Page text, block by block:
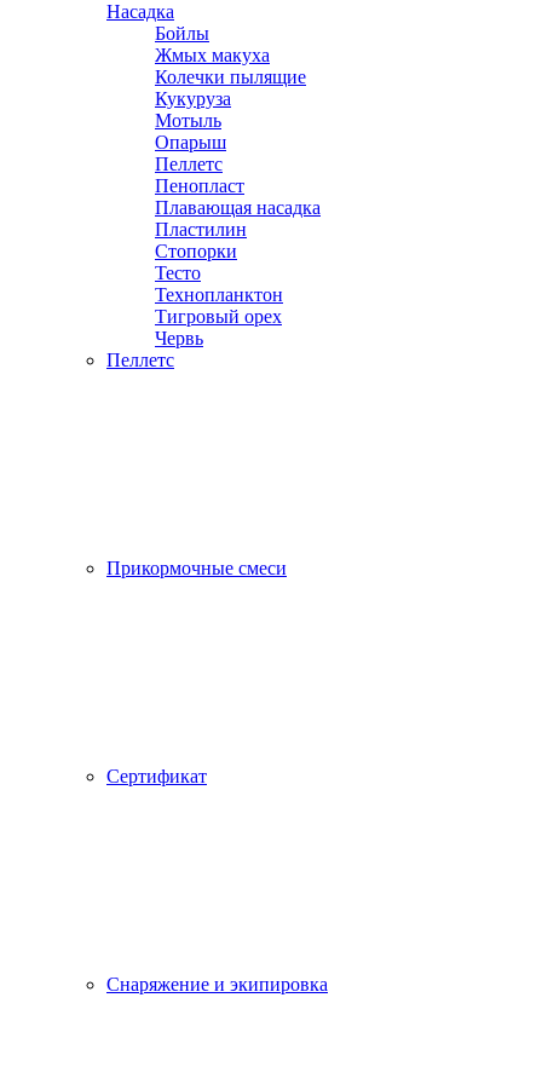
Насадка
Бойлы
Жмых макуха
Колечки пылящие
Кукуруза
Мотыль
Опарыш
Пеллетс
Пенопласт
Плавающая насадка
Пластилин
Стопорки
Тесто
Технопланктон
Тигровый орех
Червь
Пеллетс
Прикормочные смеси
Сертификат
Снаряжение и экипировка